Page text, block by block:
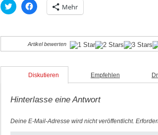
Klick,
um
teilen
(Wird
in
geöffnet)
Klick,
um
teilen
(Wird
in
geöffnet)
Mehr
Artikel bewerten
Diskutieren Empfehlen
Hinterlasse eine Antwort
Deine E-Mail-Adresse wird nicht veröffentlicht.